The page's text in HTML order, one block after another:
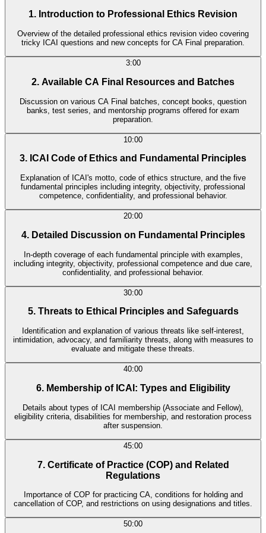
1. Introduction to Professional Ethics Revision
Overview of the detailed professional ethics revision video covering
tricky ICAI questions and new concepts for CA Final preparation.
3:00
2. Available CA Final Resources and Batches
Discussion on various CA Final batches, concept books, question
banks, test series, and mentorship programs offered for exam
preparation.
10:00
3. ICAI Code of Ethics and Fundamental Principles
Explanation of ICAI's motto, code of ethics structure, and the five
fundamental principles including integrity, objectivity, professional
competence, confidentiality, and professional behavior.
20:00
4. Detailed Discussion on Fundamental Principles
In-depth coverage of each fundamental principle with examples,
including integrity, objectivity, professional competence and due care,
confidentiality, and professional behavior.
30:00
5. Threats to Ethical Principles and Safeguards
Identification and explanation of various threats like self-interest,
intimidation, advocacy, and familiarity threats, along with measures to
evaluate and mitigate these threats.
40:00
6. Membership of ICAI: Types and Eligibility
Details about types of ICAI membership (Associate and Fellow),
eligibility criteria, disabilities for membership, and restoration process
after suspension.
45:00
7. Certificate of Practice (COP) and Related
Regulations
Importance of COP for practicing CA, conditions for holding and
cancellation of COP, and restrictions on using designations and titles.
50:00